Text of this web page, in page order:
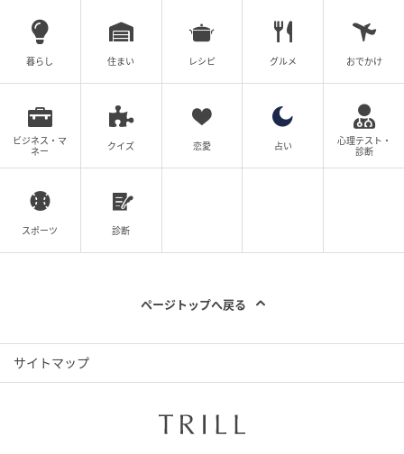
ルパカダッシュ」がメンバーとコース変更
暮らし 住まい レシピ グルメ おでかけ
ビジネス・マ
ネー
クイズ 恋愛 占い
心理テスト・
診断
スポーツ 診断
ページトップへ戻る
サイトマップ